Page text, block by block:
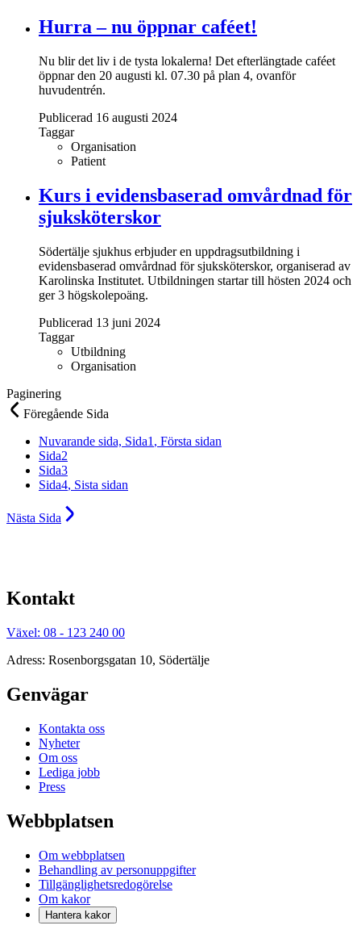
Hurra – nu öppnar caféet!
Nu blir det liv i de tysta lokalerna! Det efterlängtade caféet
öppnar den 20 augusti kl. 07.30 på plan 4, ovanför
huvudentrén.
Publicerad 16 augusti 2024
Taggar
Organisation
Patient
Kurs i evidensbaserad omvårdnad för
sjuksköterskor
Södertälje sjukhus erbjuder en uppdragsutbildning i
evidensbaserad omvårdnad för sjuksköterskor, organiserad av
Karolinska Institutet. Utbildningen startar till hösten 2024 och
ger 3 högskolepoäng.
Publicerad 13 juni 2024
Taggar
Utbildning
Organisation
Paginering
Föregående Sida
Nuvarande sida, Sida1 , Första sidan
Sida2
Sida3
Sida4, Sista sidan
Nästa Sida
Kontakt
Växel: 08 - 123 240 00
Adress: Rosenborgsgatan 10, Södertälje
Genvägar
Kontakta oss
Nyheter
Om oss
Lediga jobb
Press
Webbplatsen
Om webbplatsen
Behandling av personuppgifter
Tillgänglighetsredogörelse
Om kakor
Hantera kakor